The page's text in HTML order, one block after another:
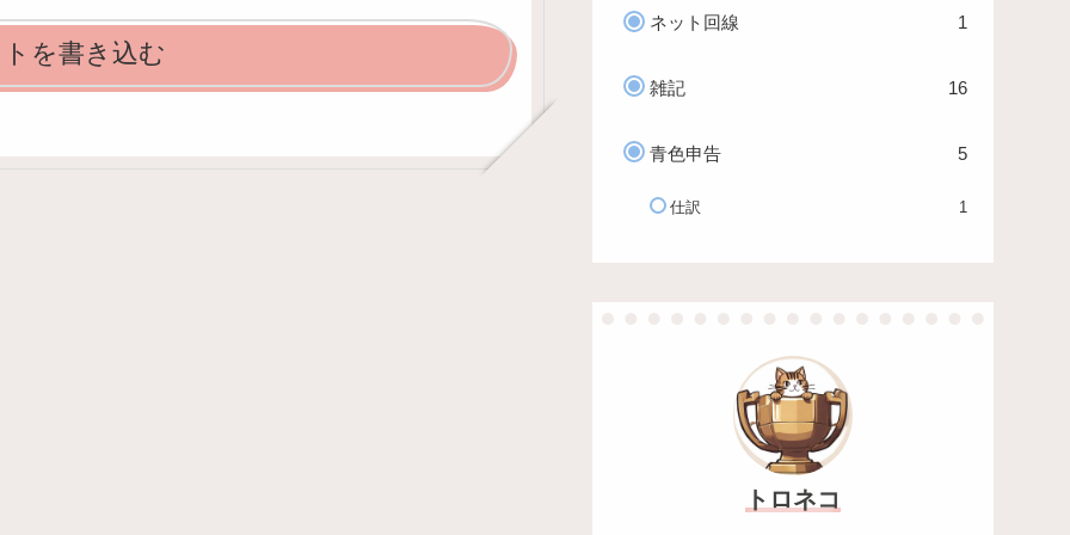
を書き込む
ネット回線 1
雑記 16
青色申告 5
仕訳 1
トロネコ